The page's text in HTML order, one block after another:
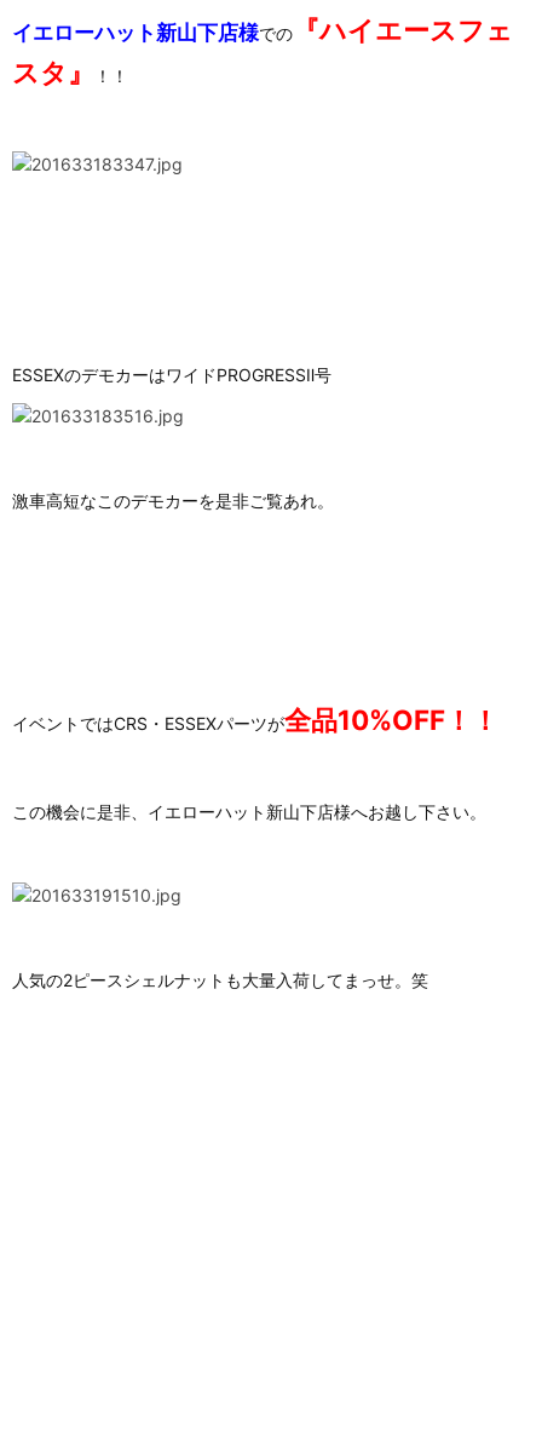
イエローハット新山下店様での
『ハイエースフェ
スタ』
！！
ESSEXのデモカーはワイドPROGRESSⅡ号
激車高短なこのデモカーを是非ご覧あれ。
イベントではCRS・ESSEXパーツが全品10%OFF！！
この機会に是非、イエローハット新山下店様へお越し下さい。
人気の2ピースシェルナットも大量入荷してまっせ。笑